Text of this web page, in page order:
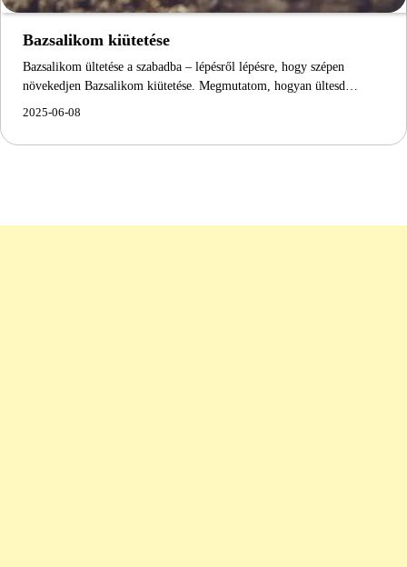
Bazsalikom kiütetése
Bazsalikom ültetése a szabadba – lépésről lépésre, hogy szépen
növekedjen Bazsalikom kiütetése. Megmutatom, hogyan ültesd…
2025-06-08